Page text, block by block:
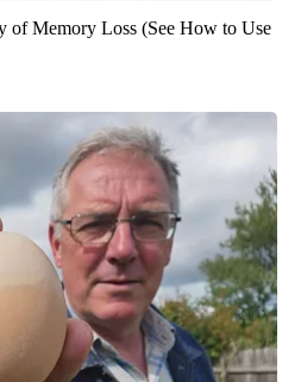
of Memory Loss (See How to Use